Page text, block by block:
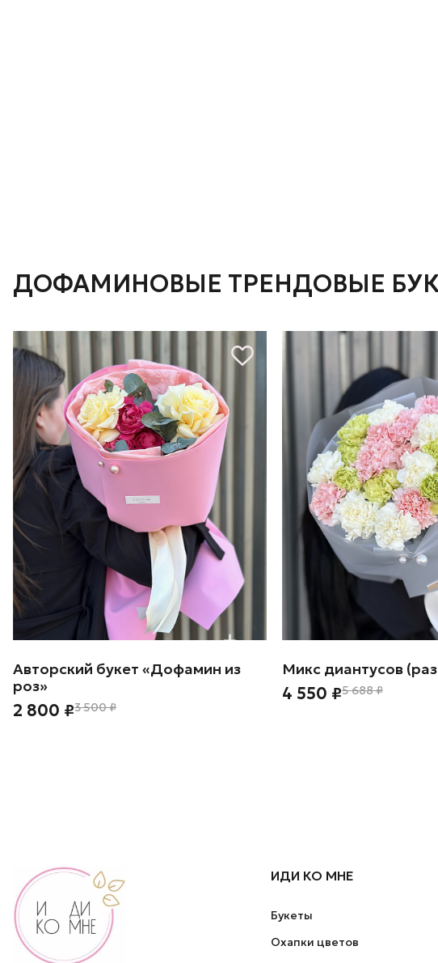
ДОФАМИНОВЫЕ ТРЕНДОВЫЕ
Авторский букет «Дофамин из
роз»
2 800 ₽3 500 ₽
Микс диантусов
4 550 ₽5 688 ₽
ИДИ КО МНЕ
Букеты
Охапки цветов